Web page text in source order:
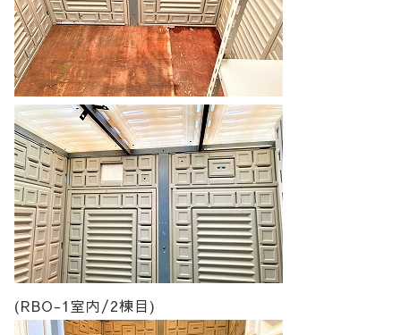
(RBO-1室内/2棟目)